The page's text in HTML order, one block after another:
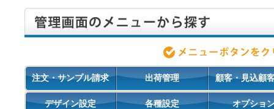
注文・サンプル請求 出荷管理 顧客・見込顧
デザイン設定 各種設定 オプショ